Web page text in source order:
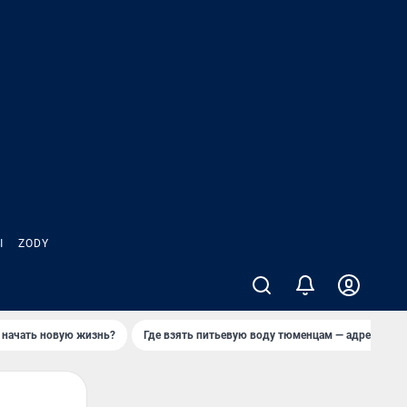
ZODY
начать новую жизнь? Где взять питьевую воду тюменцам — адреса